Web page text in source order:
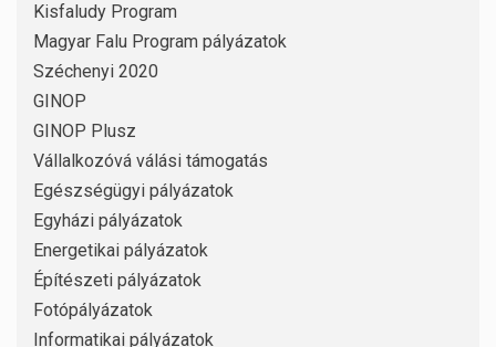
Kisfaludy Program
Magyar Falu Program pályázatok
Széchenyi 2020
GINOP
GINOP Plusz
Vállalkozóvá válási támogatás
Egészségügyi pályázatok
Egyházi pályázatok
Energetikai pályázatok
Építészeti pályázatok
Fotópályázatok
Informatikai pályázatok